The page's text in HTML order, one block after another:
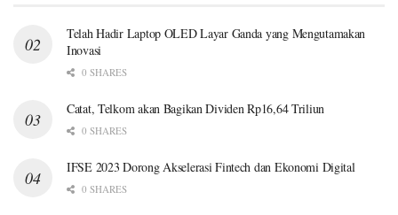
Telah Hadir Laptop OLED Layar Ganda yang Mengutamakan
Inovasi
0 SHARES
Catat, Telkom akan Bagikan Dividen Rp16,64 Triliun
0 SHARES
IFSE 2023 Dorong Akselerasi Fintech dan Ekonomi Digital
0 SHARES